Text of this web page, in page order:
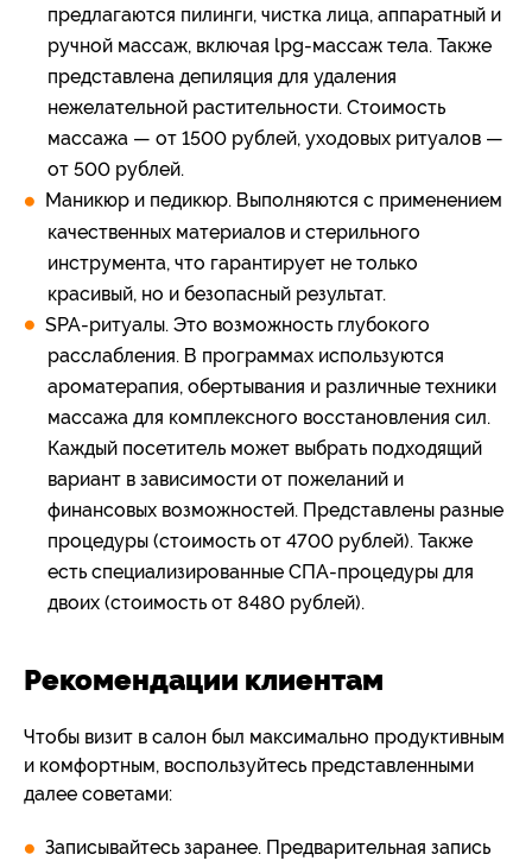
предлагаются пилинги, чистка лица, аппаратный и
ручной массаж, включая lpg-массаж тела. Также
представлена депиляция для удаления
нежелательной растительности. Стоимость
массажа — от 1500 рублей, уходовых ритуалов —
от 500 рублей.
Маникюр и педикюр. Выполняются с применением
качественных материалов и стерильного
инструмента, что гарантирует не только
красивый, но и безопасный результат.
SPA-ритуалы. Это возможность глубокого
расслабления. В программах используются
ароматерапия, обертывания и различные техники
массажа для комплексного восстановления сил.
Каждый посетитель может выбрать подходящий
вариант в зависимости от пожеланий и
финансовых возможностей. Представлены разные
процедуры (стоимость от 4700 рублей). Также
есть специализированные СПА-процедуры для
двоих (стоимость от 8480 рублей).
Рекомендации клиентам
Чтобы визит в салон был максимально продуктивным
и комфортным, воспользуйтесь представленными
далее советами:
Записывайтесь заранее. Предварительная запись